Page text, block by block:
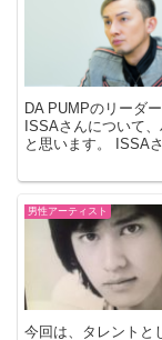
DA PUMPのリーダ
ISSAさんについて
と思います。 ISSAさ
男性アーティスト
今回は、タレントと